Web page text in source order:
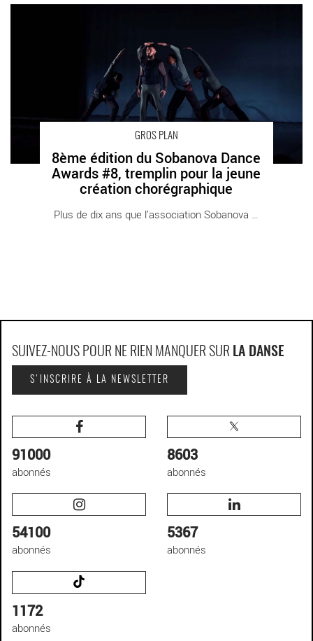
GROS PLAN
8ème édition du Sobanova Dance
Awards #8, tremplin pour la jeune
création chorégraphique
Plus de dix ans que l’association Sobanova [...]
SUIVEZ-NOUS POUR NE RIEN MANQUER SUR LA DANSE
S'INSCRIRE À LA NEWSLETTER
91000
abonnés
8603
abonnés
54100
abonnés
5367
abonnés
1172
abonnés